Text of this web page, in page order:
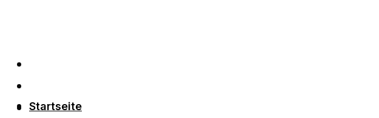
Förderer werden
Startseite